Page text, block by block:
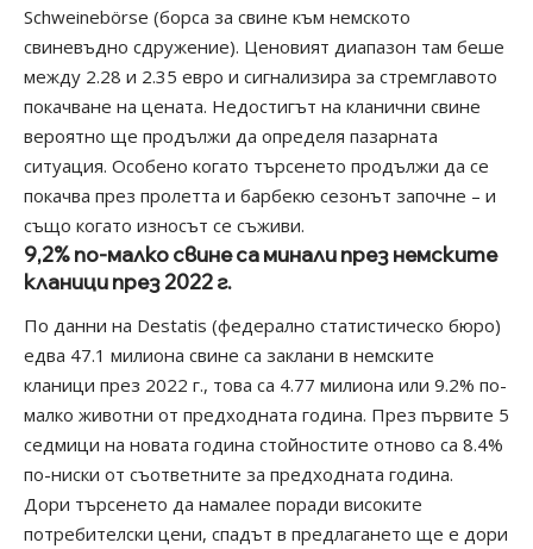
Schweinebörse (борса за свине към немското
свиневъдно сдружение). Ценовият диапазон там беше
между 2.28 и 2.35 евро и сигнализира за стремглавото
покачване на цената. Недостигът на кланични свине
вероятно ще продължи да определя пазарната
ситуация. Особено когато търсенето продължи да се
покачва през пролетта и барбекю сезонът започне – и
също когато износът се съживи.
9,2% по-малко свине са минали през немските
кланици през 2022 г.
По данни на Destatis (федерално статистическо бюро)
едва 47.1 милиона свине са заклани в немските
кланици през 2022 г., това са 4.77 милиона или 9.2% по-
малко животни от предходната година. През първите 5
седмици на новата година стойностите отново са 8.4%
по-ниски от съответните за предходната година.
Дори търсенето да намалее поради високите
потребителски цени, спадът в предлагането ще е дори